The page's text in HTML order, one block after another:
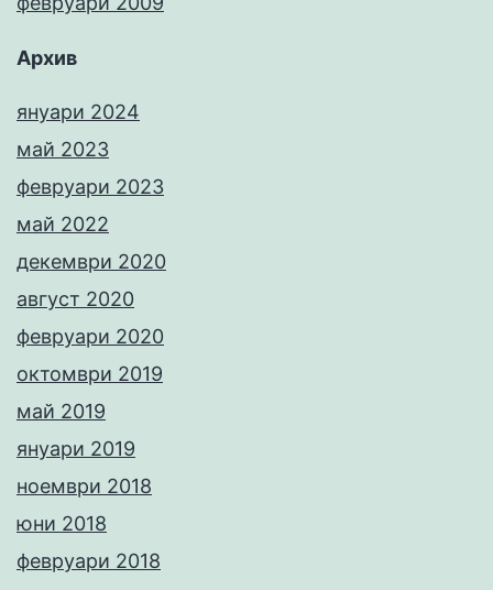
Архив
януари 2024
май 2023
февруари 2023
май 2022
декември 2020
август 2020
февруари 2020
октомври 2019
май 2019
януари 2019
ноември 2018
юни 2018
февруари 2018